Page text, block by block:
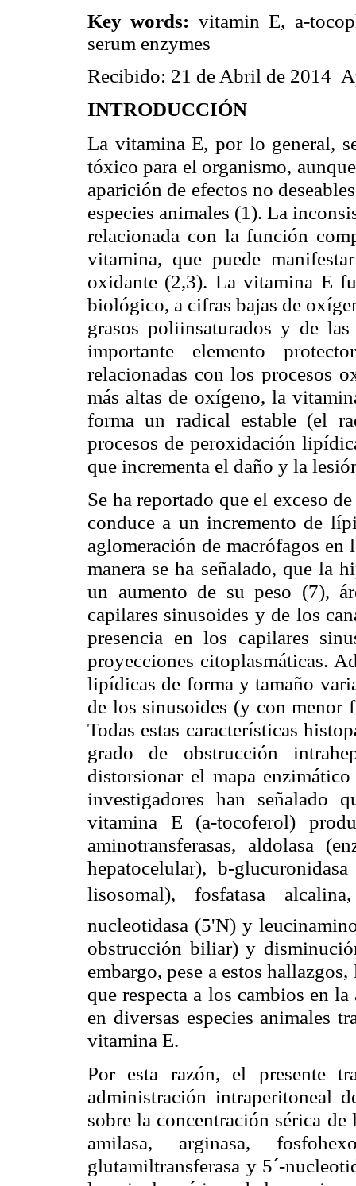
Key words: vitamin E, a-
serum enzymes
Recibido: 21 de Abril de 2014
INTRODUCCIÓN
La vitamina E, por lo general,
tóxico para el organismo,
aparición de efectos no
especies animales (1).La
relacionada con la función
vitamina, que puede
oxidante (2,3). La vitamina E
biológico, a cifras bajas de
grasos poliinsaturados y de
importante elemento
relacionadas con los procesos
más altas de oxígeno, la
forma un radical estable (el
procesos de peroxidación
que incrementa el daño y la
Se ha reportado que el exceso
conduce a un incremento de
aglomeración de macrófagos
manera se ha señalado, que la
un aumento de su peso (7),
capilares sinusoides y de los
presencia en los capilares
proyecciones citoplasmáticas.
lipídicas de forma y tamaño
de los sinusoides (y con menor
Todas estas características
grado de obstrucción
distorsionar el mapa
investigadores han señalado
vitamina E (a-tocoferol)
aminotransferasas, aldolasa
hepatocelular),b-
lisosomal), fosfatasa
nucleotidasa (5'N) y
obstrucción biliar) y
embargo, pese a estos
que respecta a los cambios en
en diversas especies animales
vitamina E.
Por esta razón, el presente
administración intraperitoneal
sobre la concentración sérica de
amilasa, arginasa,
glutamiltransferasa y 5´-